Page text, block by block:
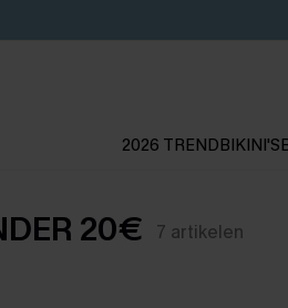
2026 TRENDBIKINI'S
20€ 7 artikelen